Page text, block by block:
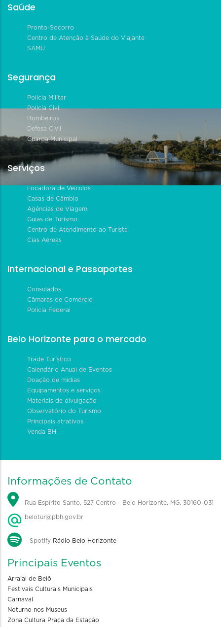
Saúde
Pronto-Socorro
Centro de Atenção à Saúde do Viajante
SAMU
Segurança
Polícia Militar
Polícia Civil
Bombeiros
Defesa Civil
Guarda Municipal
Serviços
Locadora de Veículos
Casas de Câmbio
Agências de Viagem
Guias de Turismo
Centro de Atendimento ao Turista
Cias Aéreas
Internacional e Passaportes
Consulados
Câmaras de Comércio
Polícia Federal
Belo Horizonte para o mercado
Trade Turístico
Calendário Anual de Eventos
Doação de mídias
Equipamentos e serviços
Materiais de divulgação
Observatório do Turismo
Principais atrativos
Venda BH
Informações de Contato
Rua Espírito Santo, 527 Centro - Belo Horizonte, MG, 30160-031
belotur@pbh.gov.br
Spotify Rádio Belo Horizonte
Principais Eventos
Arraial de Belô
Festivais Culturais Municipais
Carnaval
Noturno nos Museus
Zona Cultura Praça da Estação